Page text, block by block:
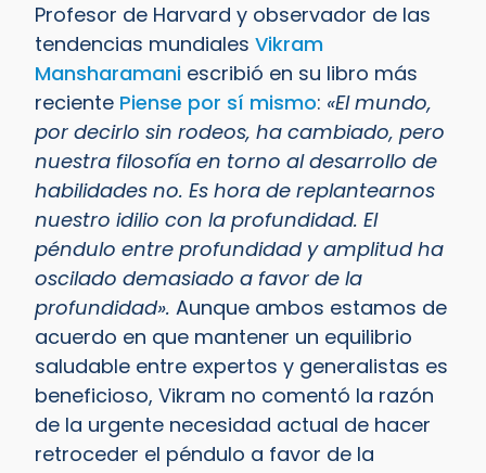
Profesor de Harvard y observador de las
tendencias mundialesVikram
Mansharamani escribió en su libro más
reciente Piense por sí mismo: «El mundo,
por decirlo sin rodeos, ha cambiado, pero
nuestra filosofía en torno al desarrollo de
habilidades no. Es hora de replantearnos
nuestro idilio con la profundidad. El
péndulo entre profundidad y amplitud ha
oscilado demasiado a favor de la
profundidad». Aunque ambos estamos de
acuerdo en que mantener un equilibrio
saludable entre expertos y generalistas es
beneficioso, Vikram no comentó la razón
de la urgente necesidad actual de hacer
retroceder el péndulo a favor de la